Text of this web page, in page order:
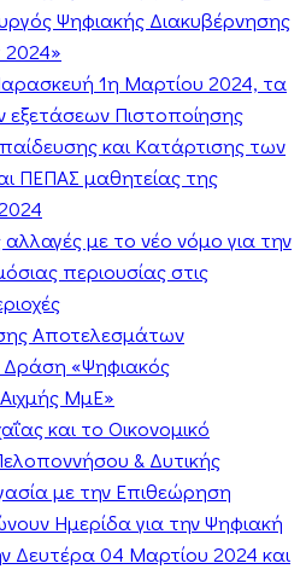
Ψηφιακής Διακυβέρνησης
2024»
1η Μαρτίου 2024, τα
Πιστοποίησης
και Κατάρτισης των
ΠΕΠΑΣ μαθητείας της
αλλαγές με το νέο νόμο για την
περιουσίας στις
Αποτελεσμάτων
Δράση «Ψηφιακός
ΜμΕ»
και το Οικονομικό
& Δυτικής
με την Επιθεώρηση
Ημερίδα για την Ψηφιακή
Δευτέρα 04 Μαρτίου 2024 και